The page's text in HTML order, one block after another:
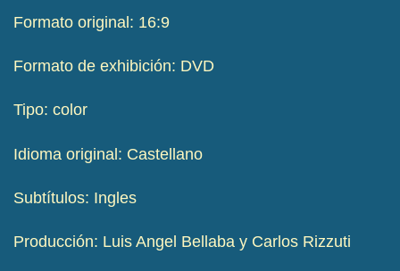
Formato original: 16:9
Formato de exhibición: DVD
Tipo: color
Idioma original: Castellano
Subtítulos: Ingles
Producción: Luis Angel Bellaba y Carlos Rizzuti